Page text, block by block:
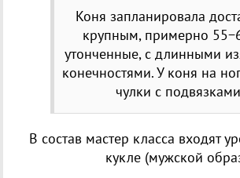
Коня запланировала
крупным, примерно
утонченные, с длинными
конечностями. У коня на
чулки с подвязками
В состав мастер класса входят
кукле (мужской